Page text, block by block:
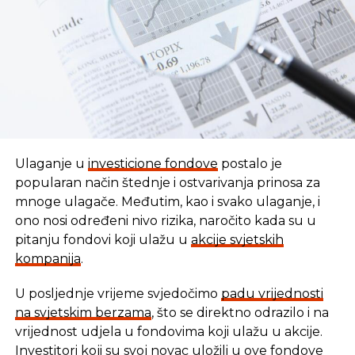
U vremenu kada tradicionalni oblici štednje nude
sve skromnije prinose, ovaj Fond se nameće kao
moderna alternativa svima koji žele da njihov novac
Ulaganje u investicione fondove postalo je
popularan način štednje i ostvarivanja prinosa za
mnoge ulagače. Međutim, kao i svako ulaganje, i
ono nosi određeni nivo rizika, naročito kada su u
pitanju fondovi koji ulažu u akcije svjetskih
kompanija.
U posljednje vrijeme svjedočimo padu vrijednosti
na svjetskim berzama, što se direktno odrazilo i na
vrijednost udjela u fondovima koji ulažu u akcije.
Investitori koji su svoj novac uložili u ove fondove